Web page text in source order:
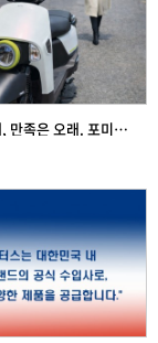
입문은 쉽게, 만족은 오래. 포미캡125!